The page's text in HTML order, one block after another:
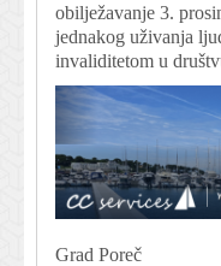
obilježavanje 3.
jednakog uživanja
invaliditetom u
Grad Poreč